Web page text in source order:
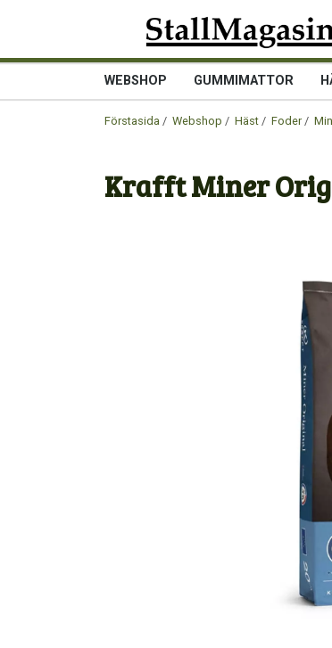
WEBSHOP GUMMIMATTOR
Förstasida / Webshop / Häst / Foder/
Krafft Miner